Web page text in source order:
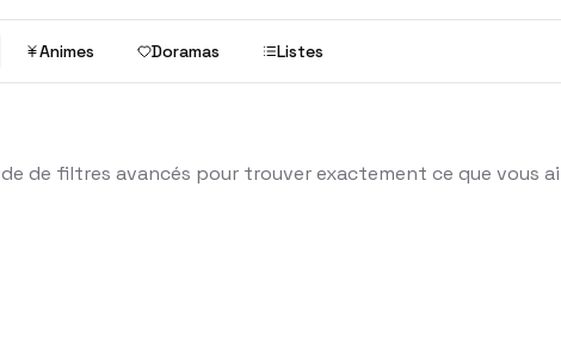
Animes Doramas Listes
de filtres avancés pour trouver exactement ce que vous